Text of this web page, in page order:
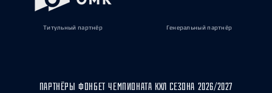
Титульный партнёр Генеральный партнёр
ПАРТНЁРЫ ФОНБЕТ ЧЕМПИОНАТА КХЛ СЕЗОНА 2026/2027